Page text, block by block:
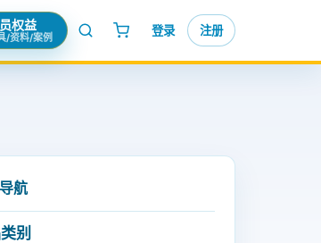
权益
/资料/案例 登录 注册
航
别